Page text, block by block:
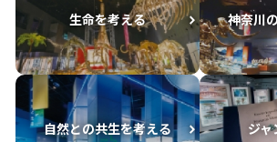
生命を考える 神奈川
自然との共生を考える ジャ